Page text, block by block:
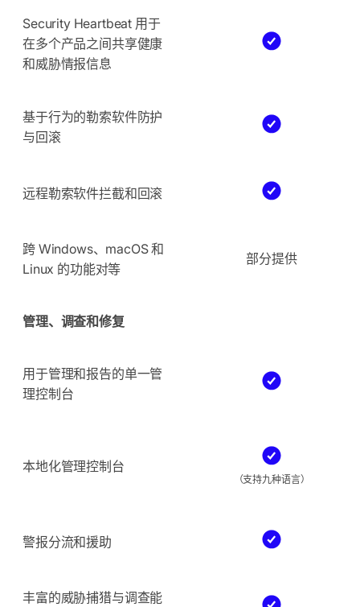
Security Heartbeat 用于
在多个产品之间共享健康
和威胁情报信息
基于行为的勒索软件防护
与回滚
远程勒索软件拦截和回滚
跨 Windows、macOS 和
Linux 的功能对等
部分提供
管理、调查和修复
用于管理和报告的单一管
理控制台
本地化管理控制台
（支持九种语言）
警报分流和援助
丰富的威胁捕猎与调查能